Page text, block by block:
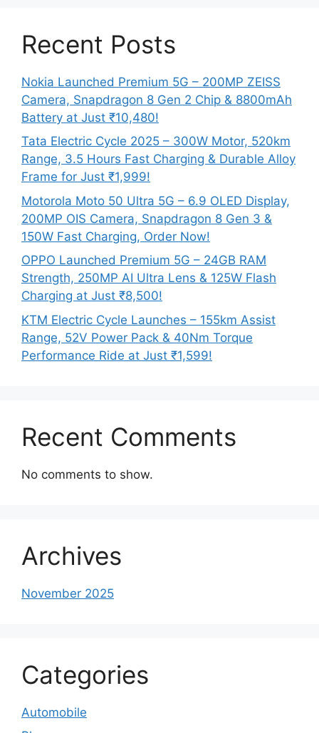
Recent Posts
Nokia Launched Premium 5G – 200MP ZEISS
Camera, Snapdragon 8 Gen 2 Chip & 8800mAh
Battery at Just ₹10,480!
Tata Electric Cycle 2025 – 300W Motor, 520km
Range, 3.5 Hours Fast Charging & Durable Alloy
Frame for Just ₹1,999!
Motorola Moto 50 Ultra 5G – 6.9 OLED Display,
200MP OIS Camera, Snapdragon 8 Gen 3 &
150W Fast Charging, Order Now!
OPPO Launched Premium 5G – 24GB RAM
Strength, 250MP AI Ultra Lens & 125W Flash
Charging at Just ₹8,500!
KTM Electric Cycle Launches – 155km Assist
Range, 52V Power Pack & 40Nm Torque
Performance Ride at Just ₹1,599!
Recent Comments
No comments to show.
Archives
November 2025
Categories
Automobile